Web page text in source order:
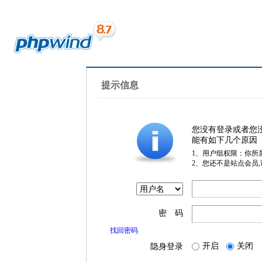
提示信息
您没有登录或者您
能有如下几个原因
1、用户组权限：你所
2、您还不是站点会员
密 码
找回密码
隐身登录 开启 关闭